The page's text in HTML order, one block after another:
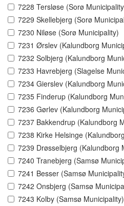
7228 Tersløse (Sorø
7229 Skellebjerg (Sorø
7230 Niløse (Sorø Municipality)
7231 Ørslev (Kalundborg
7232 Solbjerg (Kalundborg
7233 Havrebjerg (Slagelse
7234 Gierslev (Kalundborg
7235 Finderup (Kalundborg
7236 Gørlev (Kalundborg
7237 Bakkendrup (Kalundborg
7238 Kirke Helsinge
7239 Drøsselbjerg (Kalundborg
7240 Tranebjerg (Samsø
7241 Besser (Samsø
7242 Onsbjerg (Samsø
7243 Kolby (Samsø Municipality)